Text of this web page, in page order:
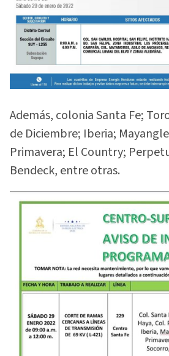
Además, colonia Santa Fe;
de Diciembre; Iberia;
Primavera; El Country;
Bendeck, entre otras.